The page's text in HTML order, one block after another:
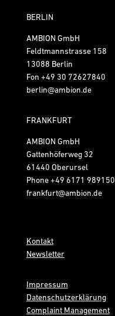
BERLIN
AMBION GmbH
Feldtmannstrasse 158
13088 Berlin
Fon +49 30 72627840
berlin@ambion.de
FRANKFURT
AMBION GmbH
Gattenhöferweg 32
61440 Oberursel
Phone+49 6171 989150
frankfurt@ambion.de
Kontakt
Newsletter
Impressum
Datenschutzerklärung
Complaint Management